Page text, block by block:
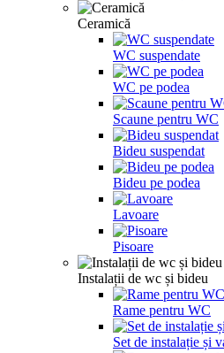
Ceramică
WC suspendate
WC pe podea
Scaune pentru WC
Bideu suspendat
Bideu pe podea
Lavoare
Pisoare
Instalații de wc și bideu
Rame pentru WC
Set de instalație și